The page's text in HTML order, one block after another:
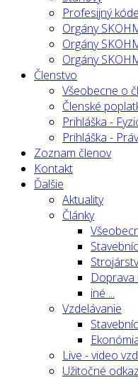
Profesijný
Orgány
Orgány
Orgány
Členstvo
Všeobecne o
Členské
Prihláška -
Prihláška -
Zoznam členov
Kontakt
Ďalšie
Aktuality
Články
Doprava
iné ...
Vzdelávanie
Live - video
Užitočné